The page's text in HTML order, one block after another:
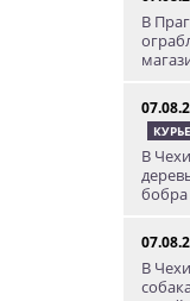
В
В
бобра
В